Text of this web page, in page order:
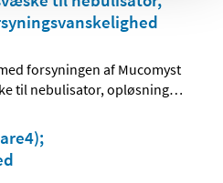
forsyningen af Mucomyst
til nebulisator, opløsning…